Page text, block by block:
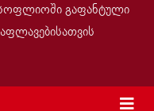
გაფანტული